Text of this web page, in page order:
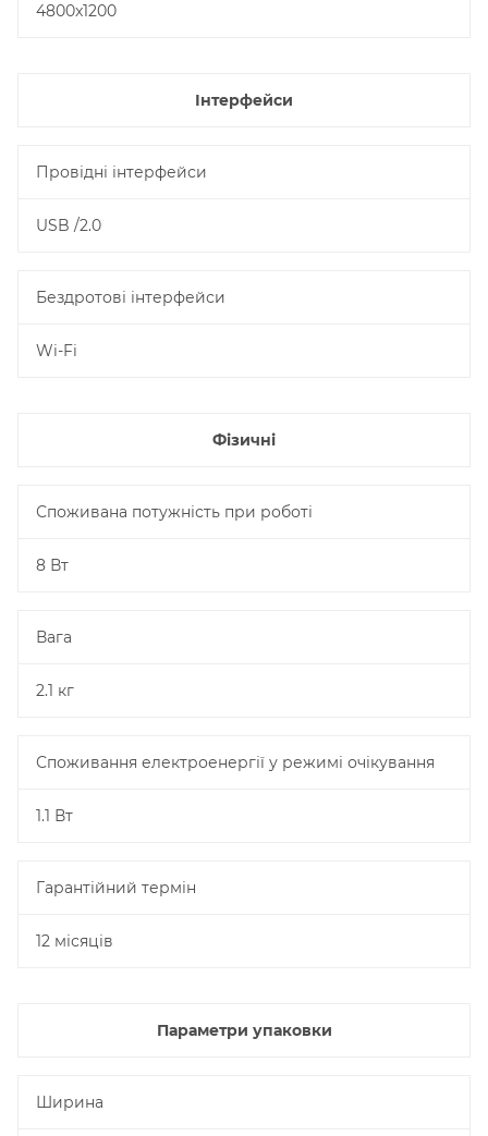
4800x1200
Інтерфейси
Провідні інтерфейси
USB /2.0
Бездротові інтерфейси
Wi-Fi
Фізичні
Споживана потужність при роботі
8 Вт
Вага
2.1 кг
Споживання електроенергії у режимі очікування
1.1 Вт
Гарантійний термін
12 місяців
Параметри упаковки
Ширина